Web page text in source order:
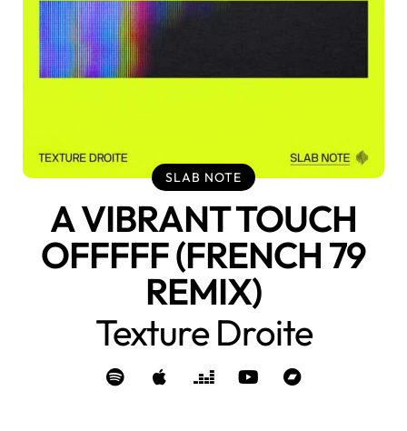
SLAB NOTE
A VIBRANT TOUCH
OFFFFF (FRENCH 79
REMIX)
Texture Droite